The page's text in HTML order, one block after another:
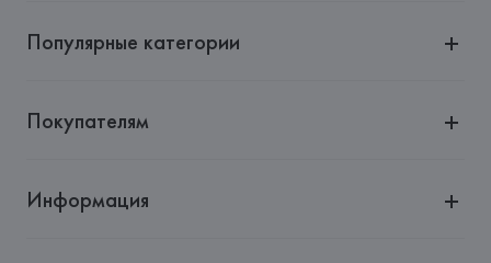
Страна происхождения товара:
Популярные категории
Покупателям
Информация